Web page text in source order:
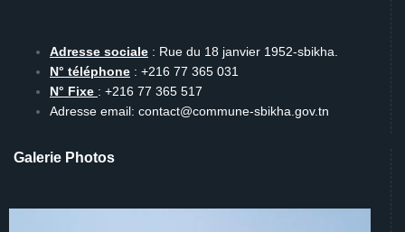
Adresse sociale : Rue du 18 janvier 1952-sbikha.
N° téléphone : +216 77 365 031
N° Fixe : +216 77 365 517
Adresse email: contact@commune-sbikha.gov.tn
Galerie Photos